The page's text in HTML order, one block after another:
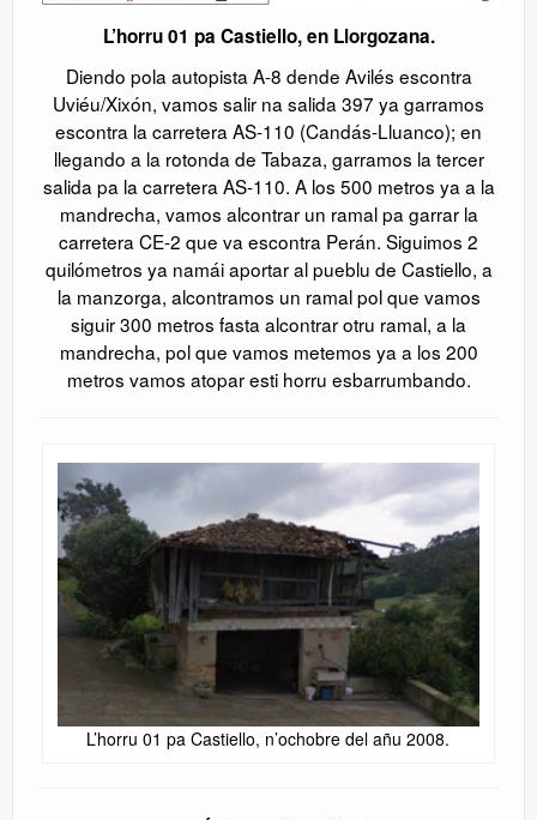
L’horru 01 pa Castiello, en Llorgozana.
Diendo pola autopista A-8 dende Avilés escontra
Uviéu/Xixón, vamos salir na salida 397 ya garramos
escontra la carretera AS-110 (Candás-Lluanco); en
llegando a la rotonda de Tabaza, garramos la tercer
salida pa la carretera AS-110. A los 500 metros ya a la
mandrecha, vamos alcontrar un ramal pa garrar la
carretera CE-2 que va escontra Perán. Siguimos 2
quilómetros ya namái aportar al pueblu de Castiello, a
la manzorga, alcontramos un ramal pol que vamos
siguir 300 metros fasta alcontrar otru ramal, a la
mandrecha, pol que vamos metemos ya a los 200
metros vamos atopar esti horru esbarrumbando.
L’horru 01 pa Castiello, n’ochobre del añu 2008.